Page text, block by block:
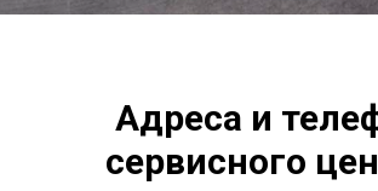
Адреса и
сервисного